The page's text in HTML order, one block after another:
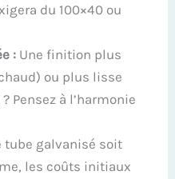
du 100×40 ou
:Une finition plus
ou plus lisse
Pensez à l’harmonie
tube galvanisé soit
les coûts initiaux